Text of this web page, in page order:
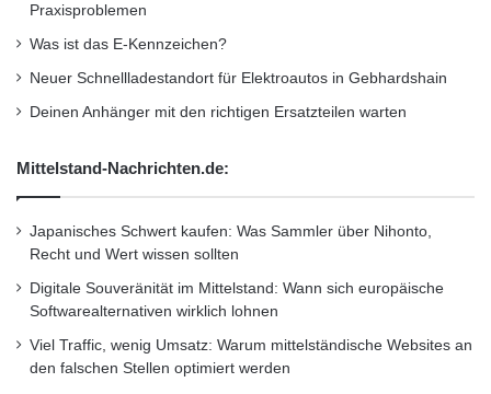
Praxisproblemen
Was ist das E-Kennzeichen?
Neuer Schnellladestandort für Elektroautos in Gebhardshain
Deinen Anhänger mit den richtigen Ersatzteilen warten
Mittelstand-Nachrichten.de:
Japanisches Schwert kaufen: Was Sammler über Nihonto,
Recht und Wert wissen sollten
Digitale Souveränität im Mittelstand: Wann sich europäische
Softwarealternativen wirklich lohnen
Viel Traffic, wenig Umsatz: Warum mittelständische Websites an
den falschen Stellen optimiert werden